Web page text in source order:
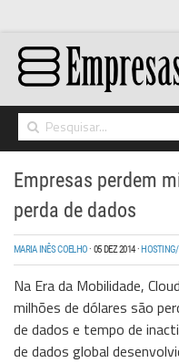
Home
Networking
Segurança
High Tech
Hosting/Cloud
I&D
Empresas perdem
perda de dados
MARIA INÊS COELHO·05 DEZ 2014·HOSTING/
Na Era da Mobilidade,
milhões de dólares são
de dados e tempo de
de dados global